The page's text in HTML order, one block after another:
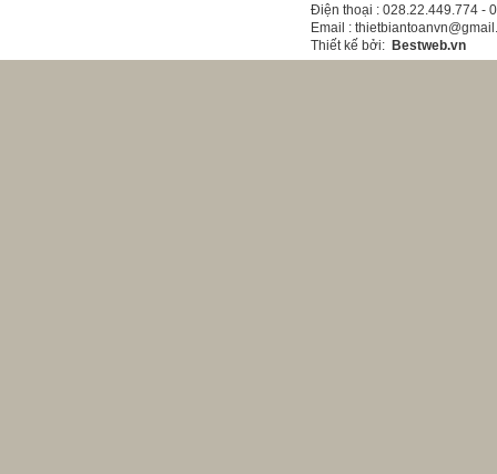
Điện thoại : 028.22.449.774
Email :
Thiết kế bởi: Bestweb.vn